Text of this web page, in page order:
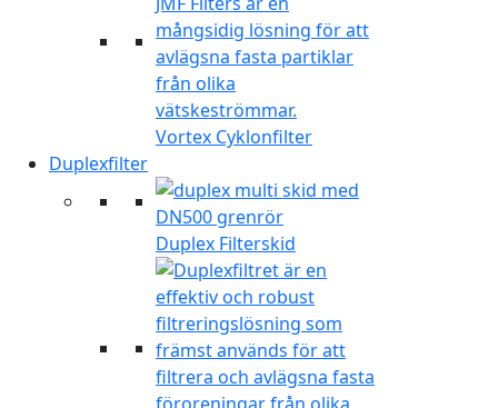
Vortex Cyklonfilter
Duplexfilter
Duplex Filterskid